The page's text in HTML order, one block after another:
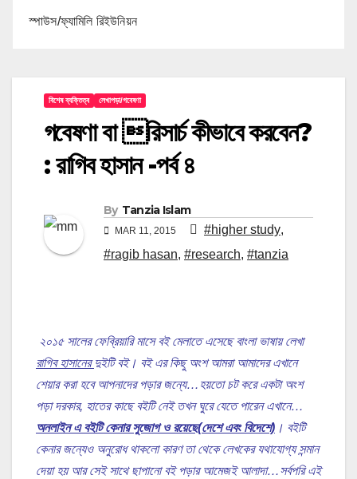
স্পাউস/ফ্যামিলি রিইউনিয়ন
বিশেষ ব্যক্তিত্ব লেখাপড়া/গবেষণা
গবেষণা বা রিসার্চ কীভাবে করবেন?
: রাগিব হাসান -পর্ব ৪
By Tanzia Islam
MAR 11, 2015 #higher study,
#ragib hasan, #research, #tanzia
২০১৫ সালের ফেব্রিয়ারি মাসে বই মেলাতে এসেছে বাংলা ভাষায় লেখা
রাগিব হাসানেরদুইটি বই। বই এর কিছু অংশ আমরা আমাদের এখানে
শেয়ার করা হবে আপনাদের পড়ার জন্যে…হয়তো চট করে একটা অংশ
পড়া দরকার, হাতের কাছে বইটি নেই তখন ঘুরে যেতে পারেন এখানে…
অনলাইন এ বইটি কেনার সুজোগ ও রয়েছে(দেশে এবং বিদেশে) । বইটি
কেনার জন্যেও অনুরোধ থাকলো কারণ তা থেকে লেখকের যথাযোগ্য সন্মান
দেয়া হয় আর সেই সাথে ছাপানো বই পড়ার আমেজই আলাদা…সর্বপরি এই